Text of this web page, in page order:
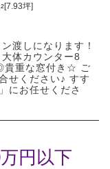
[7.93坪]
渡しになります！
体カウンター8
貴重な窓付き☆ ご
せください♪ すす
にお任せくださ
円以下